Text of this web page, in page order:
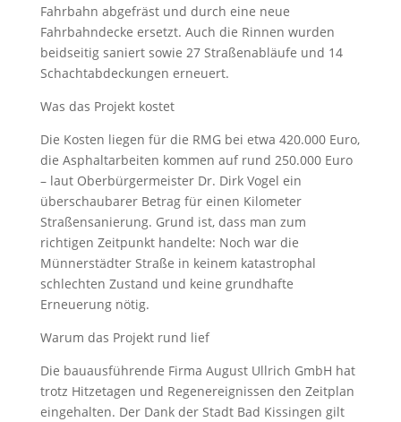
Fahrbahn abgefräst und durch eine neue
Fahrbahndecke ersetzt. Auch die Rinnen wurden
beidseitig saniert sowie 27 Straßenabläufe und 14
Schachtabdeckungen erneuert.
Was das Projekt kostet
Die Kosten liegen für die RMG bei etwa 420.000 Euro,
die Asphaltarbeiten kommen auf rund 250.000 Euro
– laut Oberbürgermeister Dr. Dirk Vogel ein
überschaubarer Betrag für einen Kilometer
Straßensanierung. Grund ist, dass man zum
richtigen Zeitpunkt handelte: Noch war die
Münnerstädter Straße in keinem katastrophal
schlechten Zustand und keine grundhafte
Erneuerung nötig.
Warum das Projekt rund lief
Die bauausführende Firma August Ullrich GmbH hat
trotz Hitzetagen und Regenereignissen den Zeitplan
eingehalten. Der Dank der Stadt Bad Kissingen gilt